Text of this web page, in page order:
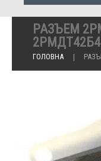
РАЗЪЕМ
ГОЛОВНА